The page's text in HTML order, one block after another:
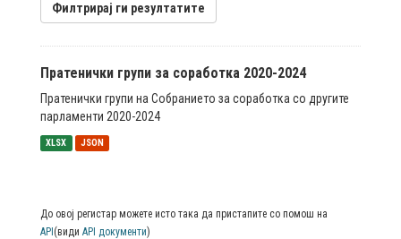
Филтрирај ги резултатите
Пратенички групи за соработка 2020-2024
Пратенички групи на Собранието за соработка со другите
парламенти 2020-2024
XLSX JSON
До овој регистар можете исто така да пристапите со помош на
API (види API документи)